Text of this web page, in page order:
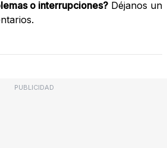
o interrupciones? Déjanos un
PUBLICIDAD